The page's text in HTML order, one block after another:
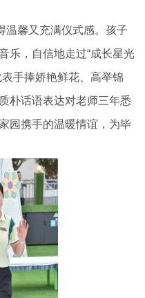
温馨又充满仪式感。孩子
乐，自信地走过“成长星光
手捧娇艳鲜花、高举锦
朴话语表达对老师三年悉
园携手的温暖情谊，为毕